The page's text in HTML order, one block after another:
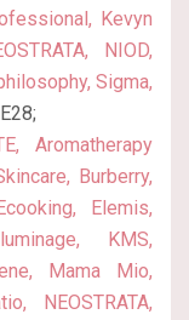
Kevyn
NIOD,
Sigma,
Aromatherapy
Burberry,
Elemis,
KMS,
Mama Mio,
NEOSTRATA,